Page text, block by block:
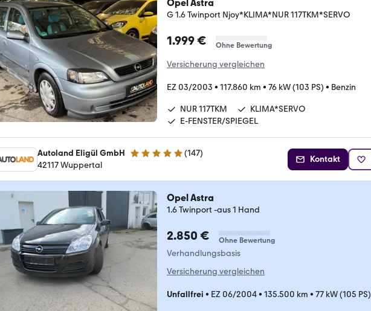
Opel Astra
G 1.6 Twinport Njoy*KLIMA*NUR 117TKM*SERVO
1.999 € Ohne Bewertung
Versicherung vergleichen
EZ 03/2003 • 117.860 km • 76 kW (103 PS) • Benzin
NUR 117TKM
KLIMA*SERVO
E-FENSTER/SPIEGEL
Autoland Eligül GmbH 4.9 Sterne (147)
42117 Wuppertal
Kontakt
Opel Astra
1.6 Twinport -aus 1 Hand
2.850 € Ohne Bewertung
Verhandlungsbasis
Versicherung vergleichen
Unfallfrei • EZ 06/2004• 135.500 km • 77 kW (105 PS)